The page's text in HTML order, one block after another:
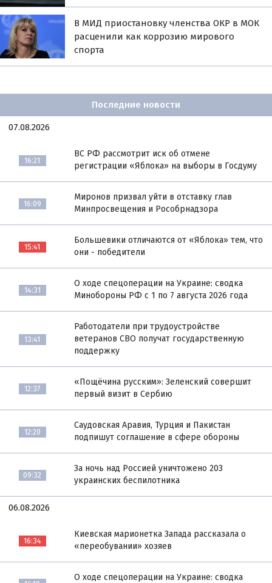
В МИД приостановку членства ОКР в МОК
расценили как коррозию мирового
спорта
Последние новости
07.08.2026
16:21
ВС РФ рассмотрит иск об отмене
регистрации «Яблока» на выборы в Госдуму
16:09
Миронов призвал уйти в отставку глав
Минпросвещения и Рособрнадзора
15:41
Большевики отличаются от «Яблока» тем, что
они - победители
14:31
О ходе спецоперации на Украине: сводка
Минобороны РФ с 1 по 7 августа 2026 года
13:41
Работодатели при трудоустройстве
ветеранов СВО получат государственную
поддержку
12:37
«Пощёчина русским»: Зеленский совершит
первый визит в Сербию
12:20
Саудовская Аравия, Турция и Пакистан
подпишут соглашение в сфере обороны
09:32
За ночь над Россией уничтожено 203
украинских беспилотника
06.08.2026
16:34
Киевская марионетка Запада рассказала о
«переобувании» хозяев
О ходе спецоперации на Украине: сводка